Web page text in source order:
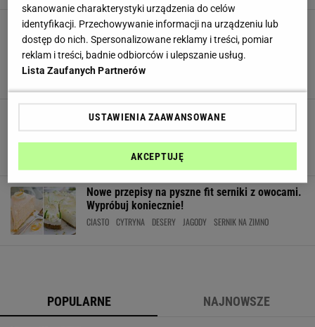
Jak przygotować piernik bez leżakowania?
Przepis nie jest trudny, a to świetna opcja na
świąteczne ciasto last minute
CIASTO PIERNIK
Ile kalorii mają naleśniki? Ten pyszny deser w
wersji fit smakuje pysznie! Znamy przepis na
zdrową wersję
DIETETYCZNE PRZEPISY
Nowe przepisy na pyszne fit serniki z owocami.
Wypróbuj koniecznie!
CIASTO CYTRYNA DESERY JAGODY SERNIK NA ZIMNO
POPULARNE NAJNOWSZE
skanowanie charakterystyki urządzenia do celów
identyfikacji. Przechowywanie informacji na urządzeniu lub
dostęp do nich. Spersonalizowane reklamy i treści, pomiar
reklam i treści, badnie odbiorców i ulepszanie usług.
Lista Zaufanych Partnerów
USTAWIENIA ZAAWANSOWANE
AKCEPTUJĘ